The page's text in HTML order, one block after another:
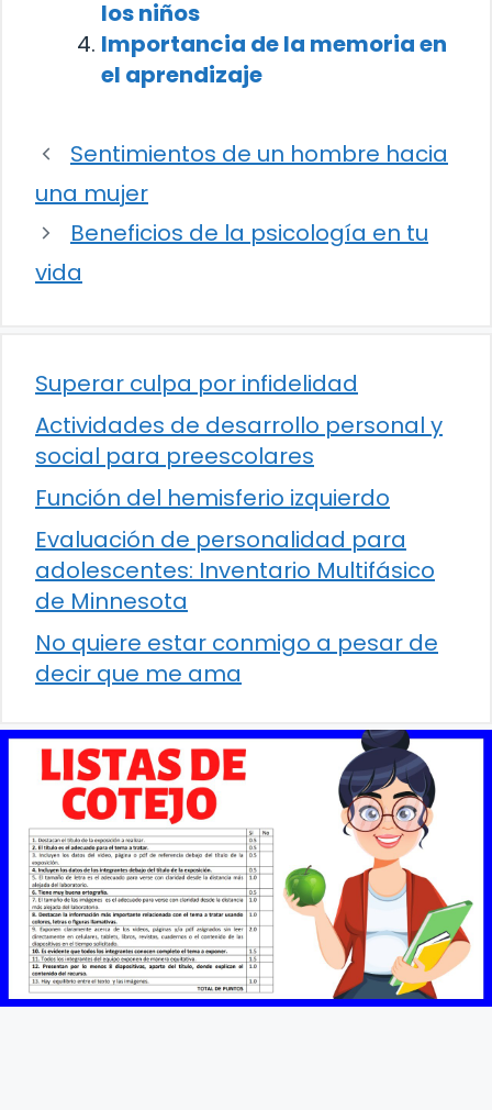
los niños
Importancia de la memoria en
el aprendizaje
Sentimientos de un hombre hacia
una mujer
Beneficios de la psicología en tu
vida
Superar culpa por infidelidad
Actividades de desarrollo personal y
social para preescolares
Función del hemisferio izquierdo
Evaluación de personalidad para
adolescentes: Inventario Multifásico
de Minnesota
No quiere estar conmigo a pesar de
decir que me ama